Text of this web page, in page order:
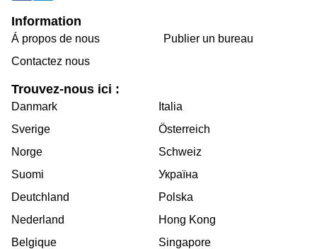
Information
Á propos de nous
Contactez nous
Publier un bureau
Trouvez-nous ici :
Danmark
Sverige
Norge
Suomi
Deutchland
Nederland
Belgique
Italia
Österreich
Schweiz
Україна
Polska
Hong Kong
Singapore